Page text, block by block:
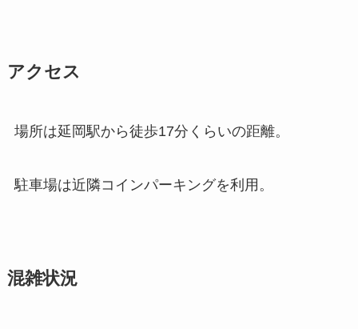
アクセス
場所は延岡駅から徒歩17分くらいの距離。
駐車場は近隣コインパーキングを利用。
混雑状況